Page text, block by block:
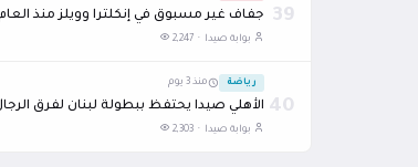
39 جفاف غير مسبوق في إنكلترا وويلز منذ العام
بوابة صيدا · 2,247
40
رياضة منذ 3 يوم
الأهلي صيدا يحتفظ ببطولة لبنان لفرق
بوابة صيدا · 2,303